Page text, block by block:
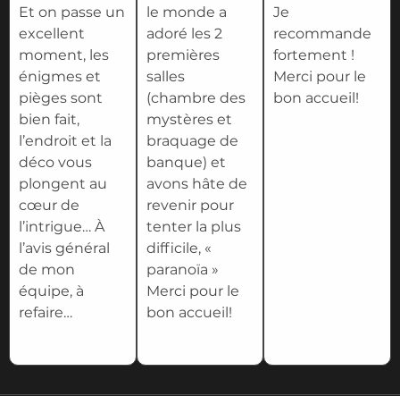
Et on passe un
excellent
moment, les
énigmes et
pièges sont
bien fait,
l’endroit et la
déco vous
plongent au
cœur de
l’intrigue… À
l’avis général
de mon
équipe, à
refaire…
le monde a
adoré les 2
premières
salles
(chambre des
mystères et
braquage de
banque) et
avons hâte de
revenir pour
tenter la plus
difficile, «
paranoïa »
Merci pour le
bon accueil!
Je
recommande
fortement !
Merci pour le
bon accueil!